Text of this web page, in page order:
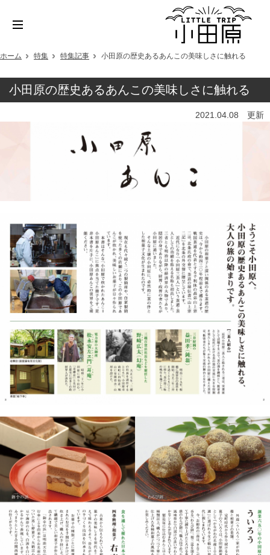
ホーム 特集 特集記事 小田原の歴史あるあんこの美味しさに触れる
小田原の歴史あるあんこの美味しさに触れる
2021.04.08 更新